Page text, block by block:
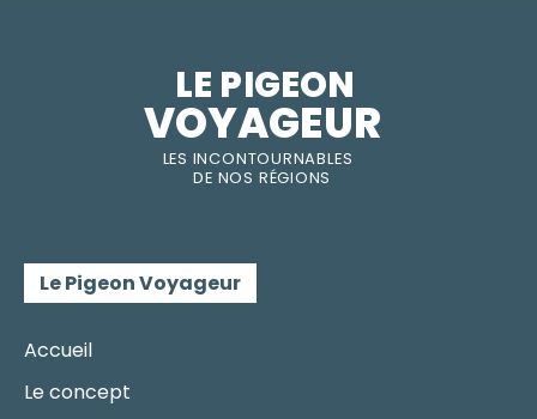
LES INCONTOURNABLES
DE NOS RÉGIONS
LE PIGEON
VOYAGEUR
Le Pigeon Voyageur
Accueil
Le concept